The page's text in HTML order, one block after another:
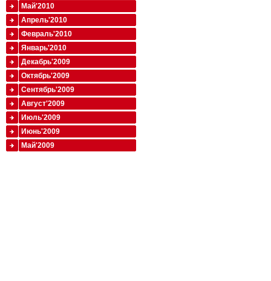
Май'2010
Апрель'2010
Февраль'2010
Январь'2010
Декабрь'2009
Октябрь'2009
Сентябрь'2009
Август'2009
Июль'2009
Июнь'2009
Май'2009